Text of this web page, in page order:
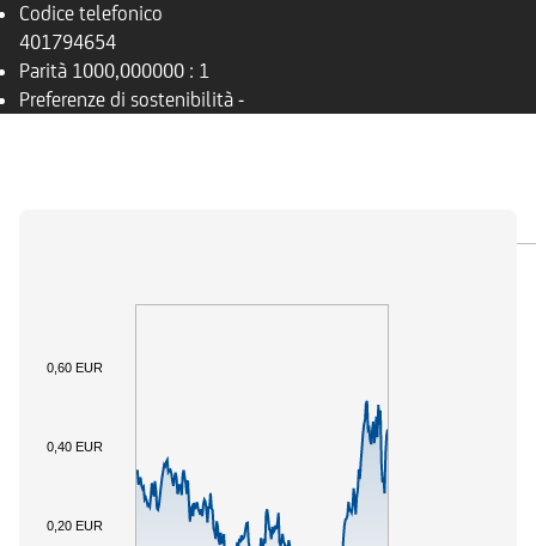
Codice telefonico
401794654
Parità 1000,000000 : 1
Preferenze di sostenibilità -
0,20 EUR
0,40 EUR
0,60 EUR